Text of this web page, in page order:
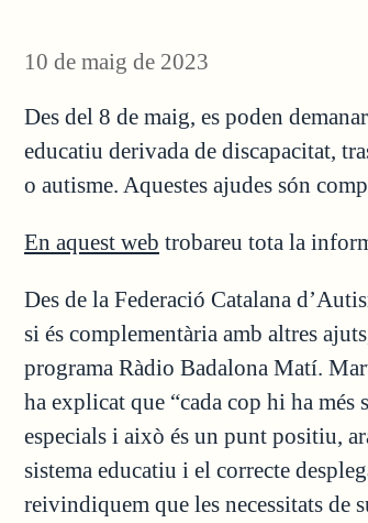
10 de maig de 2023
Des del 8 de maig, es poden
educatiu derivada de discapacitat,
o autisme. Aquestes ajudes són
En aquest web trobareu tota la
Des de la Federació Catalana
si és complementària amb altres
programa Ràdio Badalona Matí.
ha explicat que “cada cop hi ha més
especials i això és un punt positiu,
sistema educatiu i el correcte
reivindiquem que les necessitats de